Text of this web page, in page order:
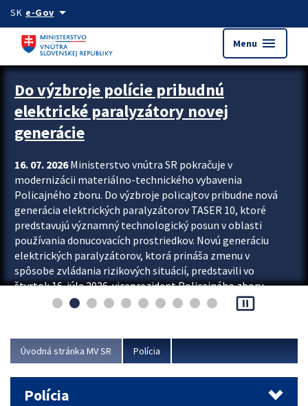
Preskocit na hlavný obsah
SK e-Govarrow_drop_down
Menu menu
Zastavit automatický posun upútavok
Do výzbroje polície pribudnú
elektrické paralyzátory novej
generácie
16. 07. 2026Ministerstvo vnútra SR pokračuje v
modernizácii materiálno-technického vybavenia
Policajného zboru. Do výzbroje policajtov pribudne nová
generácia elektrických paralyzátorov TASER 10, ktoré
predstavujú významný technologický posun v oblasti
používania donucovacích prostriedkov. Novú generáciu
elektrických paralyzátorov, ktorá prináša zmenu v
spôsobe zvládania rizikových situácií, predstavili vo
štvrtok 16. júla 2026 viceprezident Policajného zboru
Rastislav Polakovič a riaditeľ odboru výcviku...
pause_presentation
Úvodná stránka MV SR Polícia
Polícia